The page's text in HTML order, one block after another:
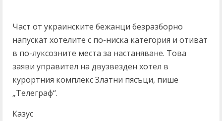
Част от украинските бежанци безразборно
напускат хотелите с по-ниска категория и отиват
в по-луксозните места за настаняване. Това
заяви управител на двузвезден хотел в
курортния комплекс Златни пясъци, пише
„Телеграф“.
Казус